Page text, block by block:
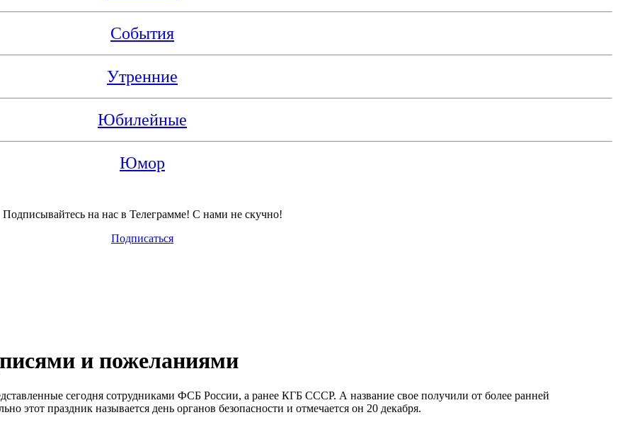
События
Утренние
Юбилейные
Юмор
Подписывайтесь на нас в Телеграмме! С нами не скучно!
Подписаться
и пожеланиями
сегодня сотрудниками ФСБ России, а ранее КГБ СССР. А название свое получили от более ранней
этот праздник называется день органов безопасности и отмечается он 20 декабря.